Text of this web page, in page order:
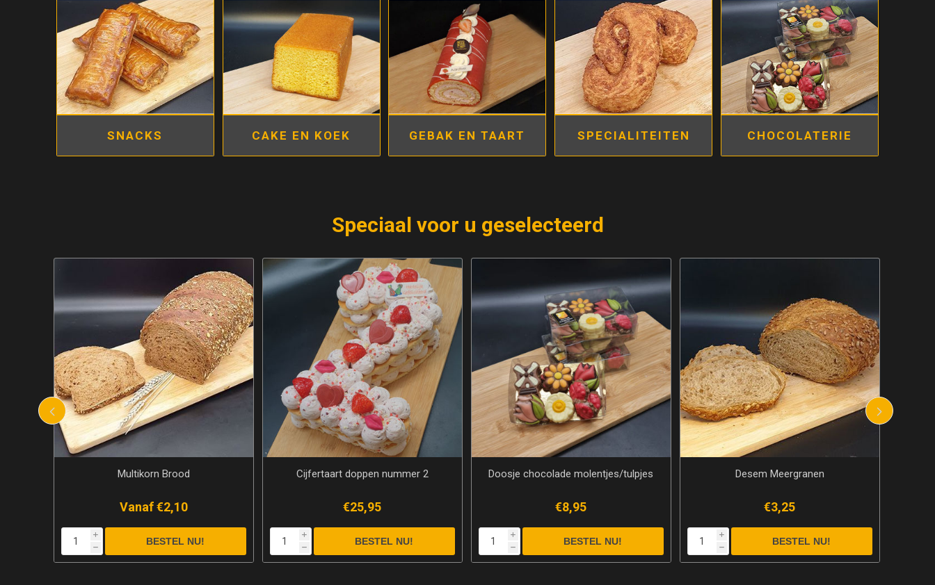
SNACKS CAKE EN KOEK GEBAK EN TAART SPECIALITEITEN CHOCOLATERIE
Speciaal voor u geselecteerd
Cijfertaart doppen nummer 2
€25,95
i
h
Doosje chocolade molentjes/tulpjes
€8,95
i
h
Desem Meergranen
€3,25
i
h
Gevulde bolus groot
€2,95
i
h